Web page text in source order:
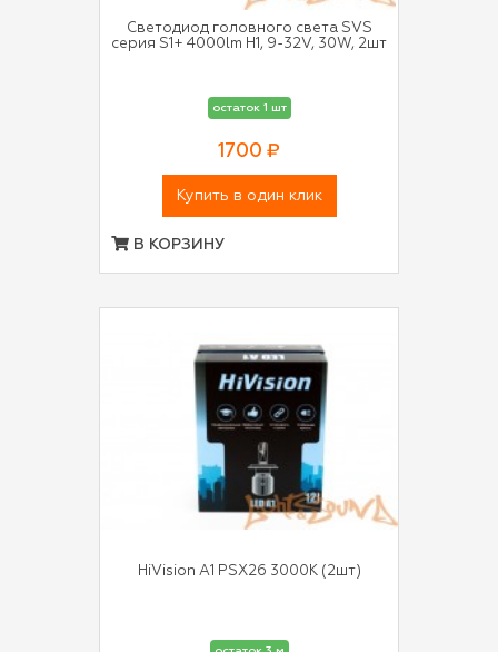
Светодиод головного света SVS
серия S1+ 4000lm H1, 9-32V, 30W, 2шт
остаток 1 шт
1700 ₽
Купить в один клик
В КОРЗИНУ
HiVision A1 PSX26 3000K (2шт)